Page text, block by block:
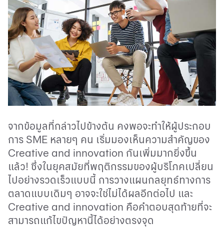
จากข้อมูลที่กล่าวไปข้างต้น คงพอจะทำให้ผู้ประกอบ
การ SME หลายๆ คน เริ่มมองเห็นความสำคัญของ
Creative and innovation กันเพิ่มมากยิ่งขึ้น
แล้ว! ซึ่งในยุคสมัยที่พฤติกรรมของผู้บริโภคเปลี่ยน
ไปอย่างรวดเร็วแบบนี้ การวางแผนกลยุทธ์ทางการ
ตลาดแบบเดิมๆ อาจจะใช่ไม่ได้ผลอีกต่อไป และ
Creative and innovation คือคำตอบสุดท้ายที่จะ
สามารถแก้ไขปัญหานี้ได้อย่างตรงจุด